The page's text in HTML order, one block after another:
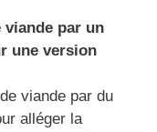
par un
une version
viande par du
alléger la